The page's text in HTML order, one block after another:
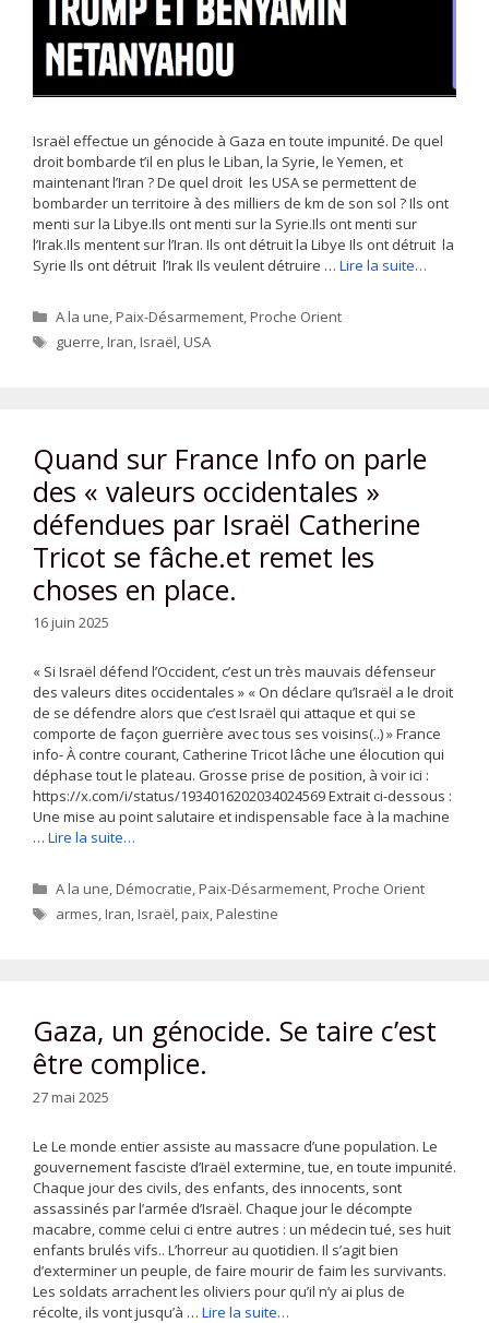
Israël effectue un génocide à Gaza en toute impunité. De quel
droit bombarde t’il en plus le Liban, la Syrie, le Yemen, et
maintenant l’Iran ? De quel droit les USA se permettent de
bombarder un territoire à des milliers de km de son sol ? Ils ont
menti sur la Libye.Ils ont menti sur la Syrie.Ils ont menti sur
l’Irak.Ils mentent sur l’Iran. Ils ont détruit la Libye Ils ont détruit la
Syrie Ils ont détruit l’Irak Ils veulent détruire … Lire la suite…
Catégories
A la une,Paix-Désarmement,Proche Orient
Étiquettes
guerre,Iran,Israël,USA
Quand sur France Info on parle
des « valeurs occidentales »
défendues par Israël Catherine
Tricot se fâche.et remet les
choses en place.
16 juin 2025
« Si Israël défend l’Occident, c’est un très mauvais défenseur
des valeurs dites occidentales » « On déclare qu’Israël a le droit
de se défendre alors que c’est Israël qui attaque et qui se
comporte de façon guerrière avec tous ses voisins(..) » France
info- À contre courant, Catherine Tricot lâche une élocution qui
déphase tout le plateau. Grosse prise de position, à voir ici :
https://x.com/i/status/1934016202034024569 Extrait ci-dessous :
Une mise au point salutaire et indispensable face à la machine
… Lire la suite…
Catégories
A la une,Démocratie,Paix-Désarmement,Proche Orient
Étiquettes
armes,Iran,Israël,paix,Palestine
Gaza, un génocide. Se taire c’est
être complice.
27 mai 2025
Le Le monde entier assiste au massacre d’une population. Le
gouvernement fasciste d’Iraël extermine, tue, en toute impunité.
Chaque jour des civils, des enfants, des innocents, sont
assassinés par l’armée d’Israël. Chaque jour le décompte
macabre, comme celui ci entre autres : un médecin tué, ses huit
enfants brulés vifs.. L’horreur au quotidien. Il s’agit bien
d’exterminer un peuple, de faire mourir de faim les survivants.
Les soldats arrachent les oliviers pour qu’il n’y ai plus de
récolte, ils vont jusqu’à … Lire la suite…